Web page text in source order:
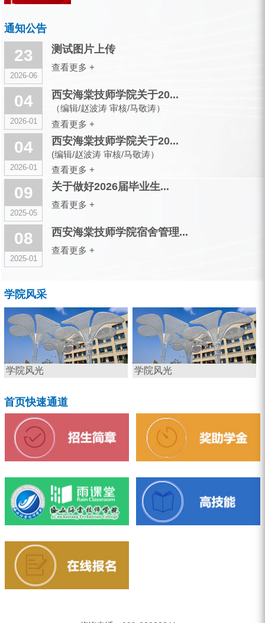
通知公告
23
2026-06
测试图片上传
查看更多 +
04
2026-01
西安海棠技师学院关于20...
（编辑/赵波涛 审核/马敬涛）
查看更多 +
04
2026-01
西安海棠技师学院关于20...
(编辑/赵波涛 审核/马敬涛）
查看更多 +
09
2025-05
关于做好2026届毕业生...
查看更多 +
08
2025-01
西安海棠技师学院宿舍管理...
查看更多 +
学院风采
学院风光 学院风光
首页快速通道